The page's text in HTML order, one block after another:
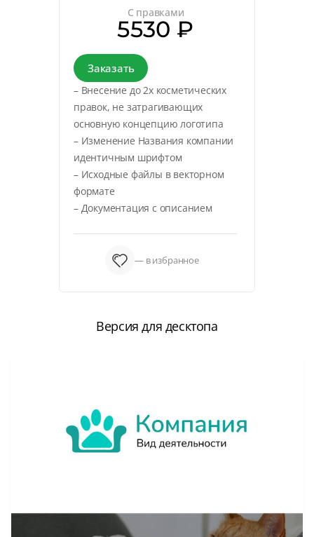
С правками
5530 ₽
Заказать
– Внесение до 2х косметических
правок, не затрагивающих
основную концепцию логотипа
– Изменение Названия компании
идентичным шрифтом
– Исходные файлы в векторном
формате
– Документация с описанием
— в избранное
Версия для десктопа